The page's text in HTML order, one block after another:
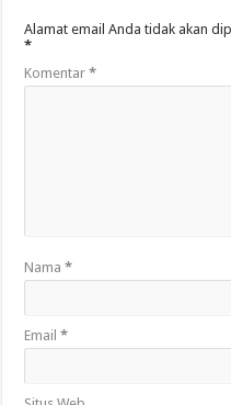
Alamat email Anda tidak akan
*
Komentar*
Nama*
Email*